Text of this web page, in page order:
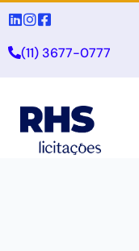
(11) 3677-0777